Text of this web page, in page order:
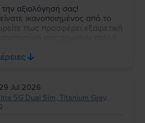
αξιολόγησή σας!
ικανοποιημένος από το
πως προσφέρει εξαιρετική
μέλλον!
29 Jul 2026
5G Dual Sim, Titanium Grey,